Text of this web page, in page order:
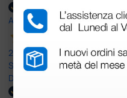
Acquirente verificato
24 Maggio 2026
SONO UN CLIENTE
DOCTOR SHOP